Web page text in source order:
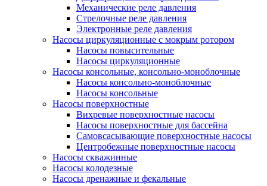
Механические реле давления
Стрелочные реле давления
Электронные реле давления
Насосы циркуляционные с мокрым ротором
Насосы повысительные
Насосы циркуляционные
Насосы консольные, консольно-моноблочные
Насосы консольно-моноблочные
Насосы консольные
Насосы поверхностные
Вихревые поверхностные насосы
Насосы поверхностные для бассейна
Самовсасывающие поверхностные насосы
Центробежные поверхностные насосы
Насосы скважинные
Насосы колодезные
Насосы дренажные и фекальные